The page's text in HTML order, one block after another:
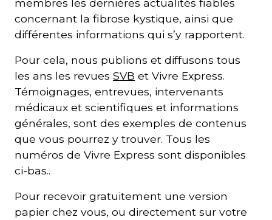
concernant la fibrose kystique, ainsi que
différentes informations qui s’y rapportent.
Pour cela, nous publions et diffusons tous
les ans les revues SVB et Vivre Express.
Témoignages, entrevues, intervenants
médicaux et scientifiques et informations
générales, sont des exemples de contenus
que vous pourrez y trouver. Tous les
numéros de Vivre Express sont disponibles
ci-bas..
Pour recevoir gratuitement une version
papier chez vous, ou directement sur votre